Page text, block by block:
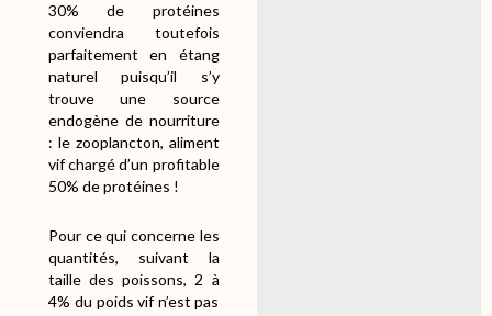
30% de protéines
conviendra toutefois
parfaitement en étang
naturel puisqu’il s’y
trouve une source
endogène de nourriture
: le zooplancton, aliment
vif chargé d’un profitable
50% de protéines !
Pour ce qui concerne les
quantités, suivant la
taille des poissons, 2 à
4% du poids vif n’est pas